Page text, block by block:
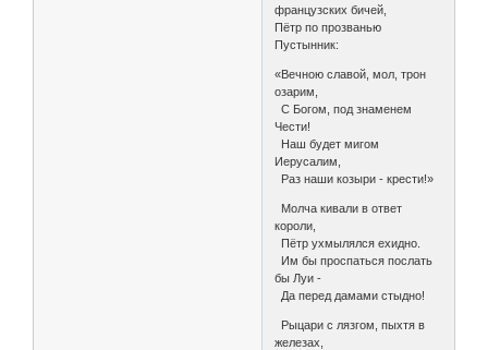
французских бичей,
Пётр по прозванью
Пустынник:
«Вечною славой, мол, трон
озарим,
С Богом, под знаменем
Чести!
Наш будет мигом
Иерусалим,
Раз наши козыри - крести!»
Молча кивали в ответ
короли,
Пётр ухмылялся ехидно.
Им бы проспаться послать
бы Луи -
Да перед дамами стыдно!
Рыцари с лязгом, пыхтя в
железах,